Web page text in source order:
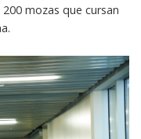
mozas que cursan